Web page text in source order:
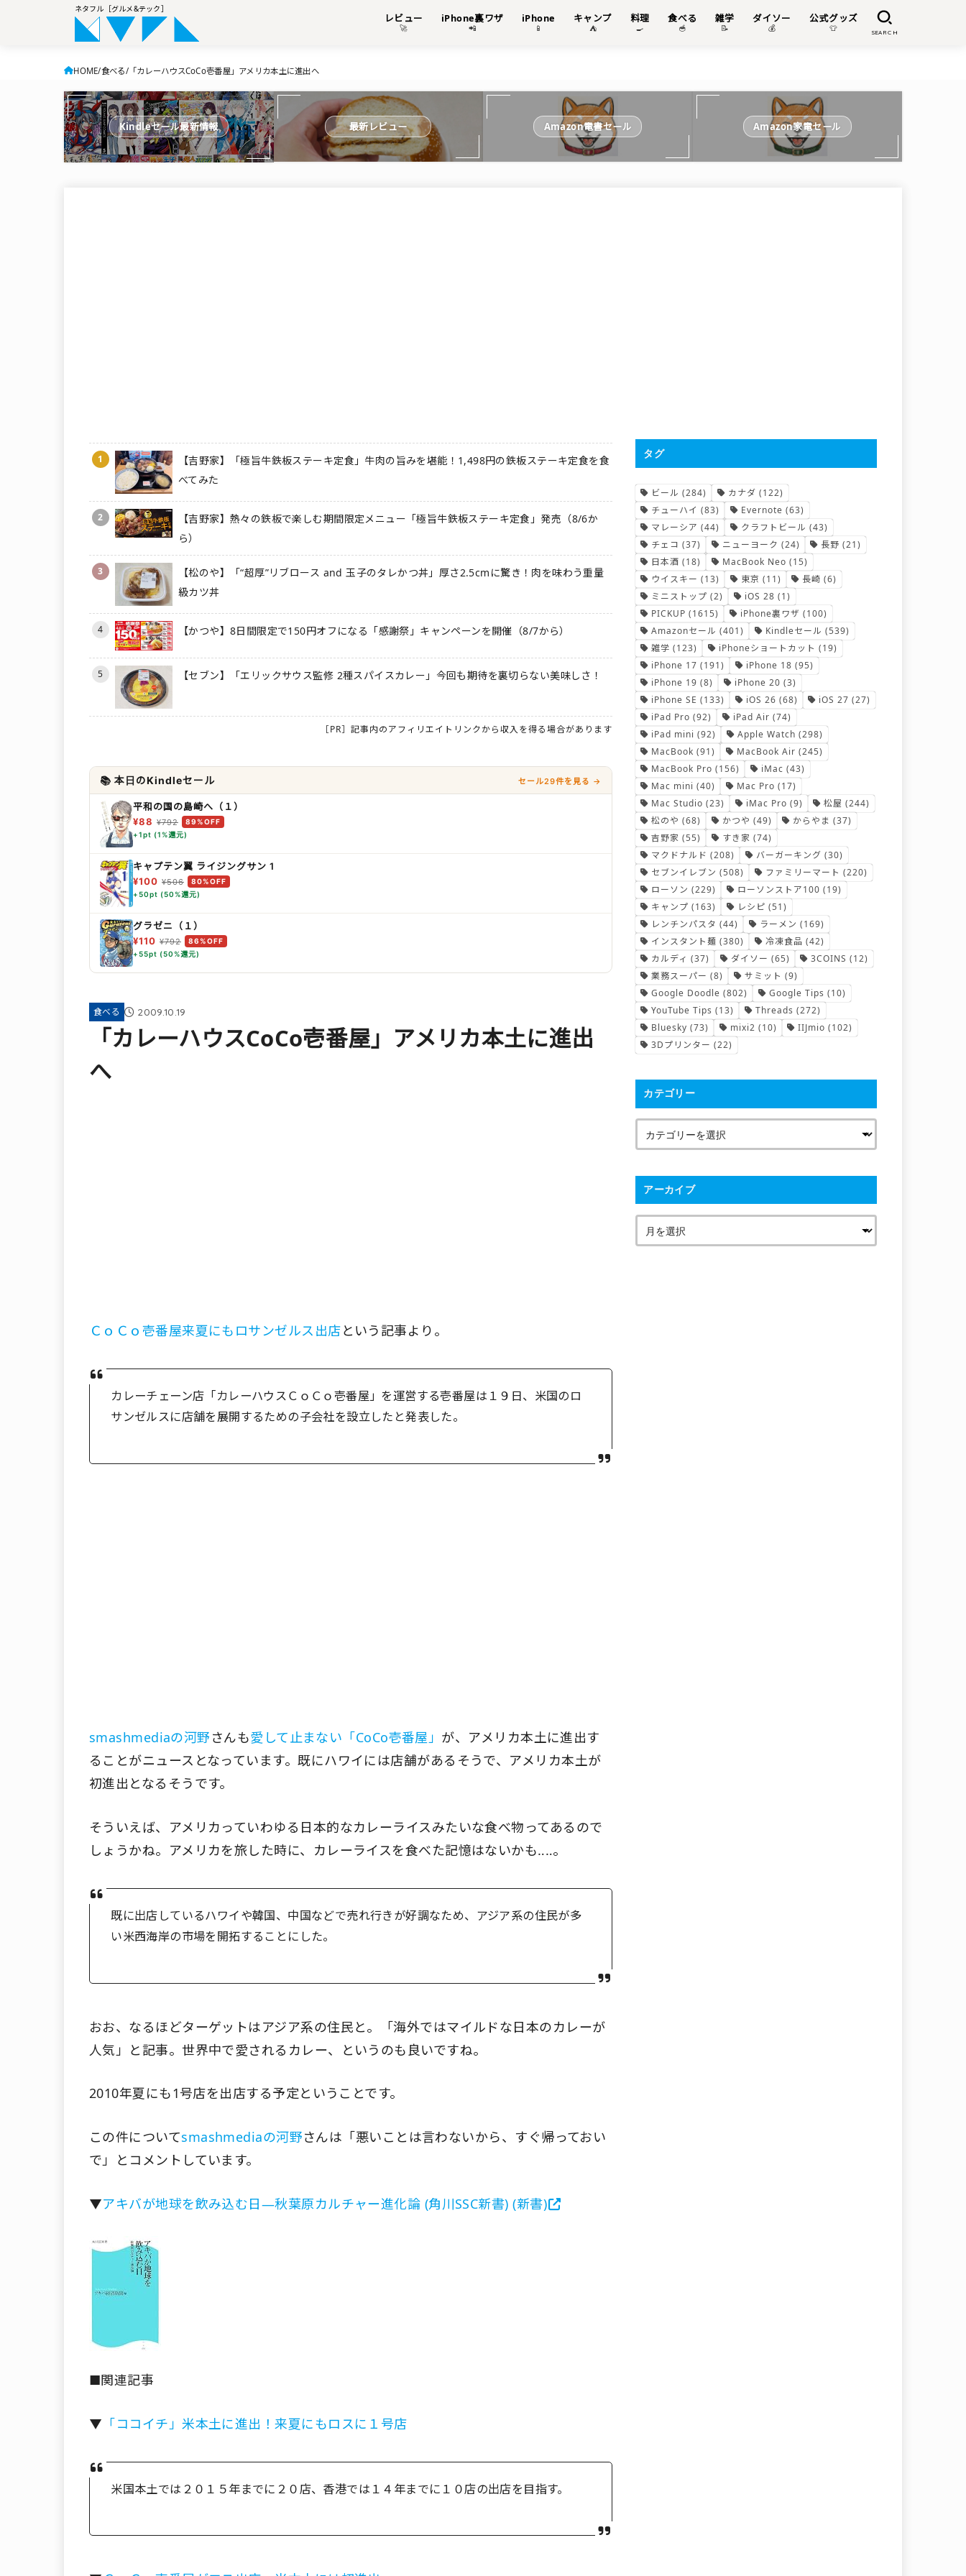
ネタフル［グルメ&テック］
レビュー
🚀
iPhone裏ワザ
📲
iPhone
📱
キャンプ
⛺
料理
🍳
食べる
🥣
雑学
📝
ダイソー
💰
公式グッズ
👕 SEARCH
HOME 食べる 「カレーハウスCoCo壱番屋」アメリカ本土に進出へ
Kindleセール最新情報 最新レビュー Amazon電書セール Amazon家電セール
1
【吉野家】「極旨牛鉄板ステーキ定食」牛肉の旨みを堪能！1,498円の鉄板ステーキ定食を食
べてみた
2
【吉野家】熱々の鉄板で楽しむ期間限定メニュー「極旨牛鉄板ステーキ定食」発売（8/6か
ら）
3
【松のや】「“超厚”リブロース and 玉子のタレかつ丼」厚さ2.5cmに驚き！肉を味わう重量
級カツ丼
4 【かつや】8日間限定で150円オフになる「感謝祭」キャンペーンを開催（8/7から）
5 【セブン】「エリックサウス監修 2種スパイスカレー」今回も期待を裏切らない美味しさ！
［PR］記事内のアフィリエイトリンクから収入を得る場合があります
📚 本日のKindleセール セール29件を見る →
平和の国の島崎へ（１）
¥88 ¥792
89%OFF
+1pt (1%還元)
キャプテン翼 ライジングサン 1
¥100 ¥506
80%OFF
+50pt (50%還元)
グラゼニ（１）
¥110 ¥792
86%OFF
+55pt (50%還元)
食べる 2009.10.19
「カレーハウスCoCo壱番屋」アメリカ本土に進出
へ
ＣｏＣｏ壱番屋来夏にもロサンゼルス出店という記事より。
カレーチェーン店「カレーハウスＣｏＣｏ壱番屋」を運営する壱番屋は１９日、米国のロ
サンゼルスに店舗を展開するための子会社を設立したと発表した。
smashmediaの河野 さんも愛して止まない「CoCo壱番屋」 が、アメリカ本土に進出す
ることがニュースとなっています。既にハワイには店舗があるそうで、アメリカ本土が
初進出となるそうです。
そういえば、アメリカっていわゆる日本的なカレーライスみたいな食べ物ってあるので
しょうかね。アメリカを旅した時に、カレーライスを食べた記憶はないかも‥‥。
既に出店しているハワイや韓国、中国などで売れ行きが好調なため、アジア系の住民が多
い米西海岸の市場を開拓することにした。
おお、なるほどターゲットはアジア系の住民と。「海外ではマイルドな日本のカレーが
人気」と記事。世界中で愛されるカレー、というのも良いですね。
2010年夏にも1号店を出店する予定ということです。
この件についてsmashmediaの河野さんは「悪いことは言わないから、すぐ帰っておい
で」とコメントしています。
▼アキバが地球を飲み込む日―秋葉原カルチャー進化論 (角川SSC新書) (新書)
■関連記事
▼ 「ココイチ」米本土に進出！来夏にもロスに１号店
米国本土では２０１５年までに２０店、香港では１４年までに１０店の出店を目指す。
タグ
ビール (284) カナダ (122)
チューハイ (83) Evernote (63)
マレーシア (44) クラフトビール (43)
チェコ (37) ニューヨーク (24) 長野 (21)
日本酒 (18) MacBook Neo (15)
ウイスキー (13) 東京 (11) 長崎 (6)
ミニストップ (2) iOS 28 (1)
PICKUP (1615) iPhone裏ワザ (100)
Amazonセール (401) Kindleセール (539)
雑学 (123) iPhoneショートカット (19)
iPhone 17 (191) iPhone 18 (95)
iPhone 19 (8) iPhone 20 (3)
iPhone SE (133) iOS 26 (68) iOS 27 (27)
iPad Pro (92) iPad Air (74)
iPad mini (92) Apple Watch (298)
MacBook (91) MacBook Air (245)
MacBook Pro (156) iMac (43)
Mac mini (40) Mac Pro (17)
Mac Studio (23) iMac Pro (9) 松屋 (244)
松のや (68) かつや (49) からやま (37)
吉野家 (55) すき家 (74)
マクドナルド (208) バーガーキング (30)
セブンイレブン (508) ファミリーマート (220)
ローソン (229) ローソンストア100 (19)
キャンプ (163) レシピ (51)
レンチンパスタ (44) ラーメン (169)
インスタント麺 (380) 冷凍食品 (42)
カルディ (37) ダイソー (65) 3COINS (12)
業務スーパー (8) サミット (9)
Google Doodle (802) Google Tips (10)
YouTube Tips (13) Threads (272)
Bluesky (73) mixi2 (10) IIJmio (102)
3Dプリンター (22)
カテゴリー
アーカイブ